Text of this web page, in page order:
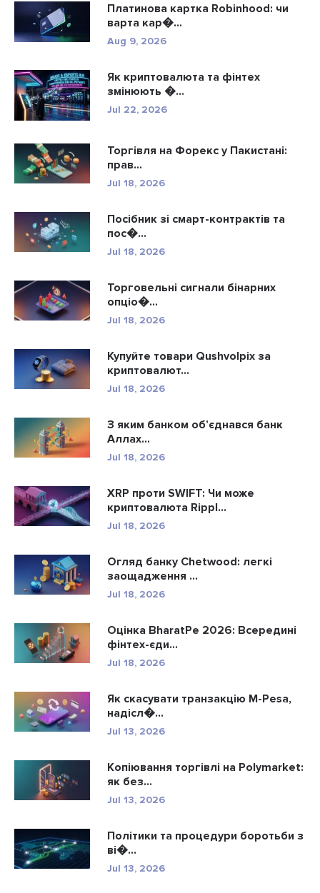
Платинова картка Robinhood: чи
варта кар�...
Aug 9, 2026
Як криптовалюта та фінтех
змінюють �...
Jul 22, 2026
Торгівля на Форекс у Пакистані:
прав...
Jul 18, 2026
Посібник зі смарт-контрактів та
пос�...
Jul 18, 2026
Торговельні сигнали бінарних
опціо�...
Jul 18, 2026
Купуйте товари Qushvolpix за
криптовалют...
Jul 18, 2026
З яким банком об’єднався банк
Аллах...
Jul 18, 2026
XRP проти SWIFT: Чи може
криптовалюта Rippl...
Jul 18, 2026
Огляд банку Chetwood: легкі
заощадження ...
Jul 18, 2026
Оцінка BharatPe 2026: Всередині
фінтех-єди...
Jul 18, 2026
Як скасувати транзакцію M-Pesa,
надісл�...
Jul 13, 2026
Копіювання торгівлі на Polymarket:
як без...
Jul 13, 2026
Політики та процедури боротьби з
ві�...
Jul 13, 2026